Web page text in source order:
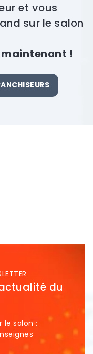
et vous
sur le salon
!
du
le salon :